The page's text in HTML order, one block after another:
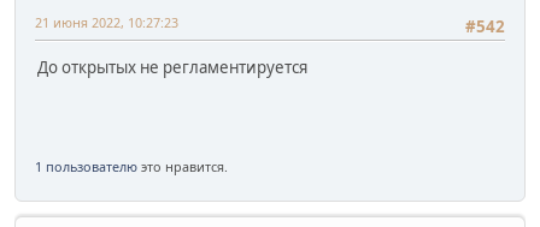
#542
21 июня 2022, 10:27:23
До открытых не регламентируется
1 пользователю это нравится.